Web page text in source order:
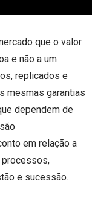
que o valor
e não a um
replicados e
mesmas garantias
dependem de
em relação a
e sucessão.